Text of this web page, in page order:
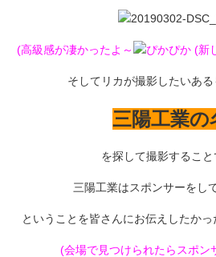
(高級感が凄かったよ～
そしてリカが撮影したいある
三陽工業の
を探して撮影すること
三陽工業はスポンサーをし
ということを皆さんにお伝えしたかっ
(会場で見つけられたらスポン